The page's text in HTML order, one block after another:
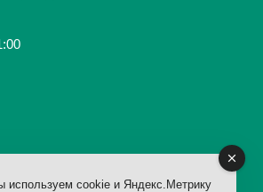
используем cookie и Яндекс.Метрику